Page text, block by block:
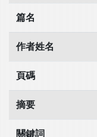
篇名
作者姓名
頁碼
摘要
關鍵詞